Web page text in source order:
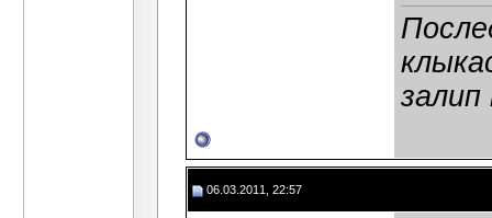
залип
06.03.2011, 22:57